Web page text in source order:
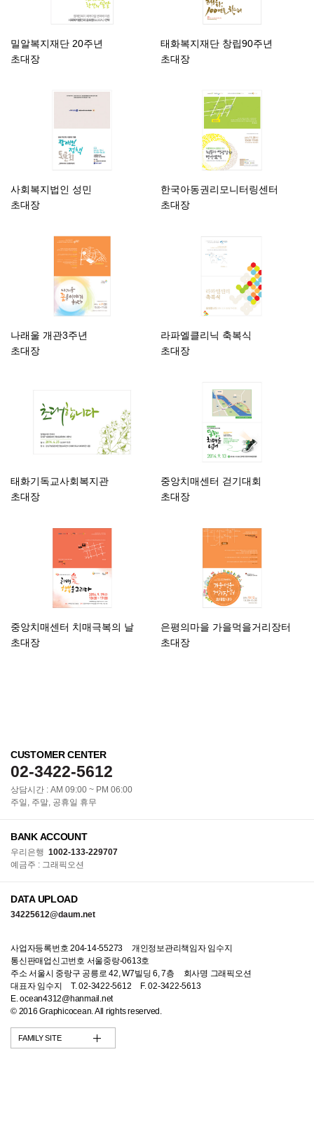
밀알복지재단 20주년
초대장
태화복지재단 창립90주년
초대장
사회복지법인 성민
초대장
한국아동권리모니터링센터
초대장
나래울 개관3주년
초대장
라파엘클리닉 축복식
초대장
태화기독교사회복지관
초대장
중앙치매센터 걷기대회
초대장
중앙치매센터 치매극복의 날
초대장
은평의마을 가을먹을거리장터
초대장
CUSTOMER CENTER
02-3422-5612
상담시간 : AM 09:00 ~ PM 06:00
주일, 주말, 공휴일 휴무
BANK ACCOUNT
우리은행 1002-133-229707
예금주 : 그래픽오션
DATA UPLOAD
34225612@daum.net
사업자등록번호 204-14-55273
개인정보관리책임자 임수지
통신판매업신고번호 서울중랑-0613호
주소 서울시 중랑구 공릉로 42, W7빌딩 6, 7층
회사명 그래픽오션
대표자 임수지
T. 02-3422-5612
F. 02-3422-5613
E. ocean4312@hanmail.net
© 2016 Graphicocean. All rights reserved.
FAMILY SITE